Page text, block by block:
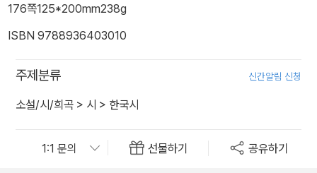
176쪽125*200mm238g
ISBN 9788936403010
주제분류 신간알림 신청
소설/시/희곡 > 시 > 한국시
선물하기 공유하기